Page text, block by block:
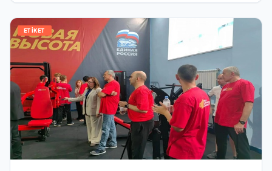
адресные запросы жителей, собирают гуманитарные грузы на
базе штаба в Екатеринбурге.
ETİKET